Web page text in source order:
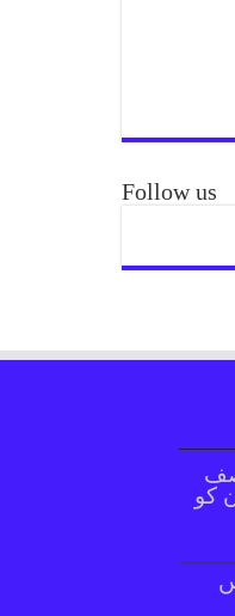
Follow us
کو